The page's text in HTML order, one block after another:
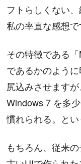
フトらしくない
私の率直な感想で
その特徴である
であるかのよう
尻込みさせます
Windows 7 を多
慣れられる。とい
もちろん、従来